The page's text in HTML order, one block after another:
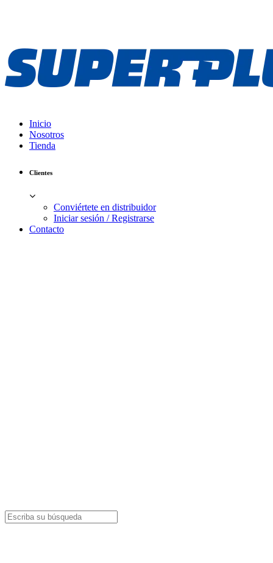
Inicio
Nosotros
Tienda
Clientes
Conviértete en distribuidor
Iniciar sesión / Registrarse
Contacto